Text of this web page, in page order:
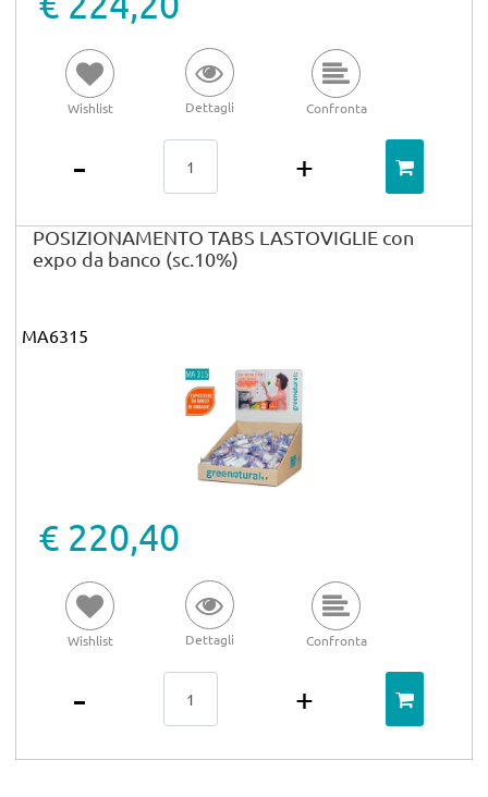
Wishlist Dettagli Confronta
POSIZIONAMENTO TABS LASTOVIGLIE con
expo da banco (sc.10%)
MA6315
€ 220,40
Wishlist Dettagli Confronta